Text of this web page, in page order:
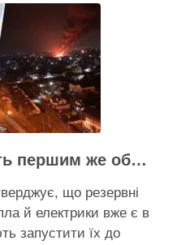
на 65%, а на
залучила
Київські ТЕЦ виб’ють першим же обстрілом, План стійкості не спрацює – депутат Київради Ємець
що резервні
й електрики вже є в
запустити їх до